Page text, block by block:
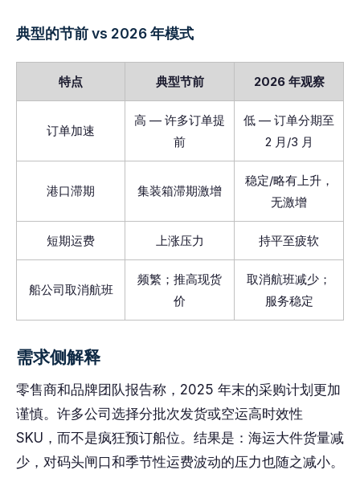
典型的节前 vs 2026 年模式
特点 典型节前 2026 年观察
订单加速
高 — 许多订单提
前
低 — 订单分期至
2 月/3 月
港口滞期 集装箱滞期激增
稳定/略有上升，
无激增
短期运费 上涨压力 持平至疲软
船公司取消航班
频繁；推高现货
价
取消航班减少；
服务稳定
需求侧解释
零售商和品牌团队报告称，2025 年末的采购计划更加
谨慎。许多公司选择分批次发货或空运高时效性
SKU，而不是疯狂预订船位。结果是：海运大件货量减
少，对码头闸口和季节性运费波动的压力也随之减小。